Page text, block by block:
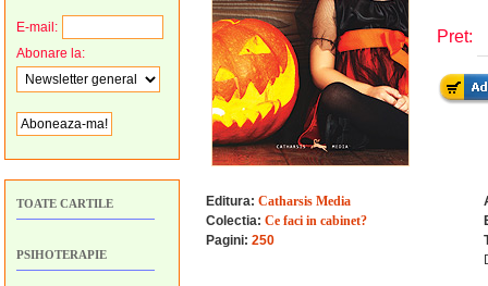
E-mail:
Abonare la:
TOATE CARTILE
PSIHOTERAPIE
Pret:
Editura: Catharsis Media
Colectia: Ce faci in cabinet?
Pagini: 250